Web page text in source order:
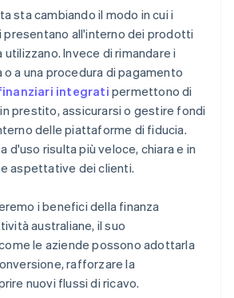
a un ritmo sostenibile per la
sta cambiando il modo in cui i
presentano all'interno dei prodotti
Invece di rimandare i
o a una procedura di pagamento
integrati permettono di
prestito, assicurarsi o gestire fondi
delle piattaforme di fiducia.
d'uso risulta più veloce, chiara e in
aspettative dei clienti.
i benefici della finanza
australiane, il suo
le aziende possono adottarla
rafforzare la
nuovi flussi di ricavo.